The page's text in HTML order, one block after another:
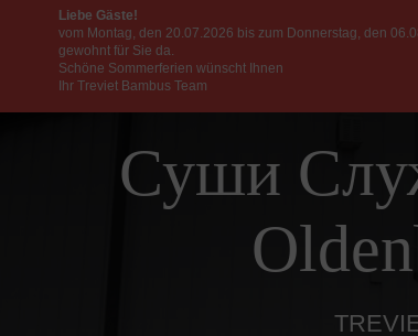
Liebe Gäste!
vom Montag, den 20.07.2026 bis zum Donnerstag, den
gewohnt für Sie da.
Schöne Sommerferien wünscht Ihnen
Ihr Treviet Bambus Team
Суши